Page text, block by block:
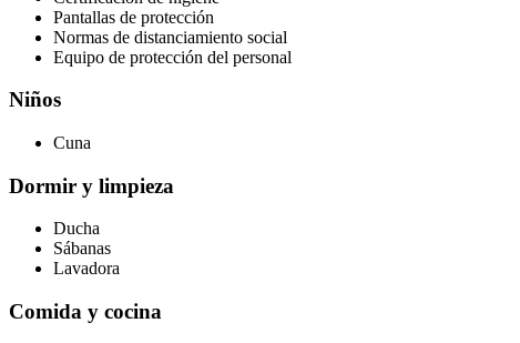
Pantallas de protección
Normas de distanciamiento social
Equipo de protección del personal
Niños
Cuna
Dormir y limpieza
Ducha
Sábanas
Lavadora
Comida y cocina